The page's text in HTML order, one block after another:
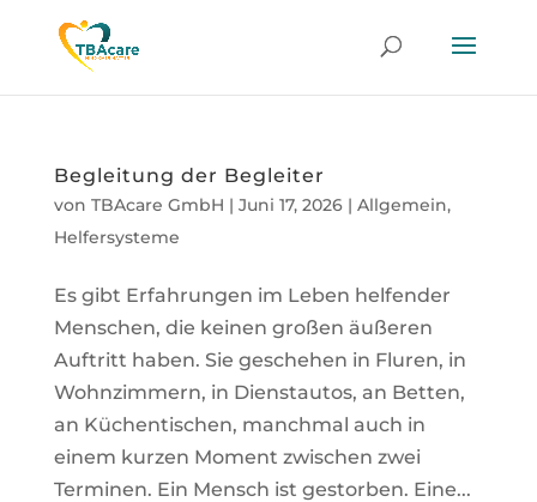
Begleitung der Begleiter
von TBAcare GmbH | Juni 17, 2026| Allgemein,
Helfersysteme
Es gibt Erfahrungen im Leben helfender
Menschen, die keinen großen äußeren
Auftritt haben. Sie geschehen in Fluren, in
Wohnzimmern, in Dienstautos, an Betten,
an Küchentischen, manchmal auch in
einem kurzen Moment zwischen zwei
Terminen. Ein Mensch ist gestorben. Eine...